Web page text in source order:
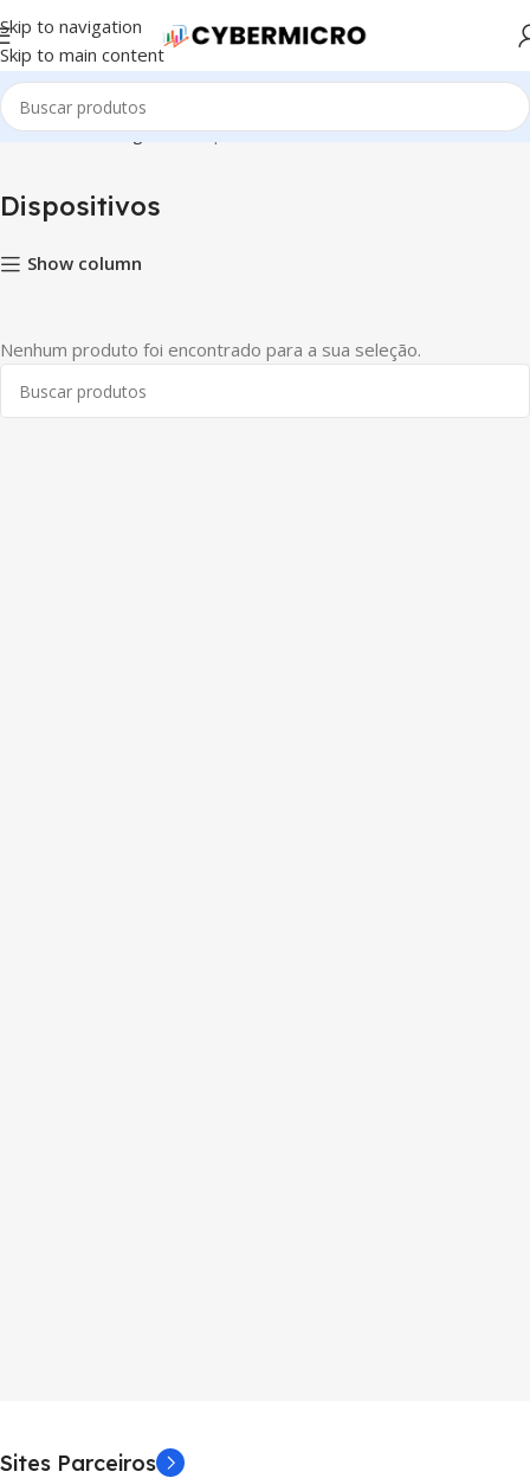
Skip to navigation
Skip to main content
Início Casa Inteligente Dispositivos
Dispositivos
Show column
Nenhum produto foi encontrado para a sua seleção.
Sites Parceiros